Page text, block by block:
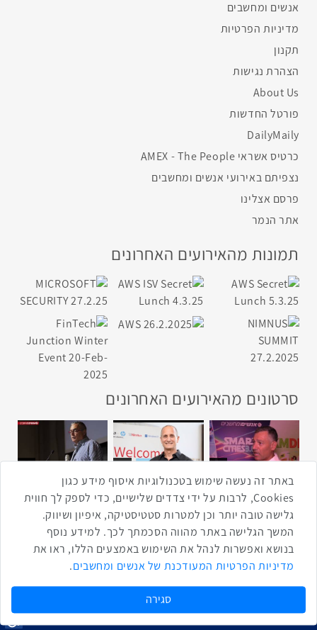
אנשים ומחשבים
מדיניות הפרטיות
תקנון
הצהרת נגישות
About Us
פורטל החדשות
DailyMaily
כרטיס אשראי AMEX - The People
נצפיתם באירועי אנשים ומחשבים
פרסם אצלינו
אתר הנמר
תמונות מהאירועים האחרונים
סרטונים מהאירועים האחרונים
4:00
2:33
1:43
3:52
1:14
שתפו ברשת
שתף בלינקדאין
שתף בווטסאפ
שתף בטלגרם
באתר זה נעשה שימוש בטכנולוגיות איסוף מידע כגון
Cookies, לרבות על ידי צדדים שלישיים, כדי לספק לך חווית
גלישה טובה יותר וכן למטרות סטטיסטיקה, איפיון ושיווק.
המשך הגלישה באתר מהווה הסכמתך לכך. למידע נוסף
בנושא ואפשרות לנהל את השימוש באמצעים הללו, ראו את
מדיניות הפרטיות המעודכנת של אנשים ומחשבים.
סגירה